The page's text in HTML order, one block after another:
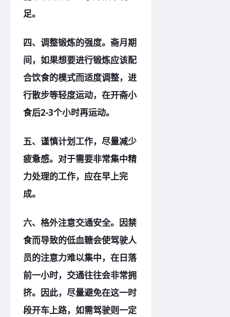
足。
四、调整锻炼的强度。斋月期
间，如果想要进行锻炼应该配
合饮食的模式而适度调整，进
行散步等轻度运动，在开斋小
食后2-3个小时再运动。
五、谨慎计划工作，尽量减少
疲惫感。对于需要非常集中精
力处理的工作，应在早上完
成。
六、格外注意交通安全。因禁
食而导致的低血糖会使驾驶人
员的注意力难以集中，在日落
前一小时，交通往往会非常拥
挤。因此，尽量避免在这一时
段开车上路，如需驾驶则一定